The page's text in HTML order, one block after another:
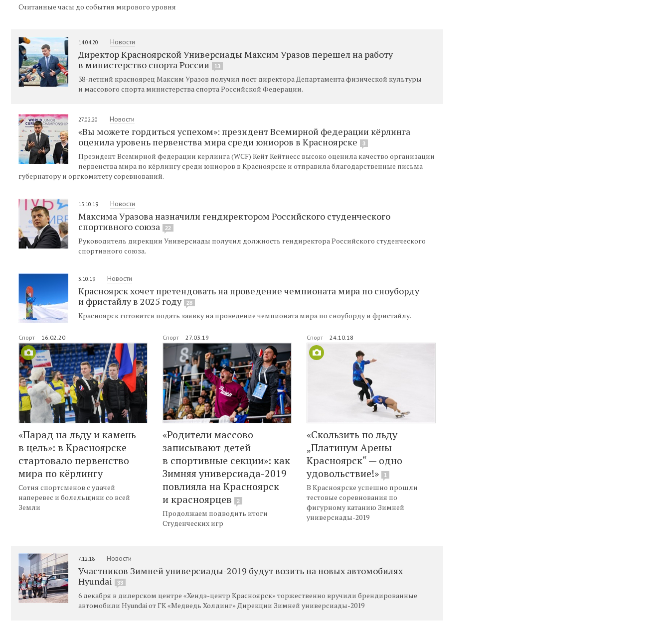
Считанные часы до события мирового уровня
14.04.20 Новости
Директор Красноярской Универсиады Максим Уразов перешел на работу
в министерство спорта России
13
38-летний красноярец Максим Уразов получил пост директора Департамента физической культуры
и массового спорта министерства спорта Российской Федерации.
27.02.20 Новости
«Вы можете гордиться успехом»: президент Всемирной федерации кёрлинга
оценила уровень первенства мира среди юниоров в Красноярске
3
Президент Всемирной федерации керлинга (WCF) Кейт Кейтнесс высоко оценила качество организации
первенства мира по кёрлингу среди юниоров в Красноярске и отправила благодарственные письма
губернатору и оргкомитету соревнований.
15.10.19 Новости
Максима Уразова назначили гендиректором Российского студенческого
спортивного союза
22
Руководитель дирекции Универсиады получил должность гендиректора Российского студенческого
спортивного союза.
3.10.19 Новости
Красноярск хочет претендовать на проведение чемпионата мира по сноуборду
и фристайлу в 2025 году
28
Красноярск готовится подать заявку на проведение чемпионата мира по сноуборду и фристайлу.
Спорт 16.02.20
«Парад на льду и камень
в цель»: в Красноярске
стартовало первенство
мира по кёрлингу
Сотня спортсменов с удачей
наперевес и болельщики со всей
Земли
Спорт 27.03.19
«Родители массово
записывают детей
в спортивные секции»: как
Зимняя универсиада-2019
повлияла на Красноярск
и красноярцев
2
Продолжаем подводить итоги
Студенческих игр
Спорт 24.10.18
«Скользить по льду
„Платинум Арены
Красноярск“ — одно
удовольствие!»
1
В Красноярске успешно прошли
тестовые соревнования по
фигурному катанию Зимней
универсиады-2019
7.12.18 Новости
Участников Зимней универсиады-2019 будут возить на новых автомобилях
Hyundai
33
6 декабря в дилерском центре «Хендэ-центр Красноярск» торжественно вручили брендированные
автомобили Hyundai от ГК «Медведь Холдинг» Дирекции Зимней универсиады-2019